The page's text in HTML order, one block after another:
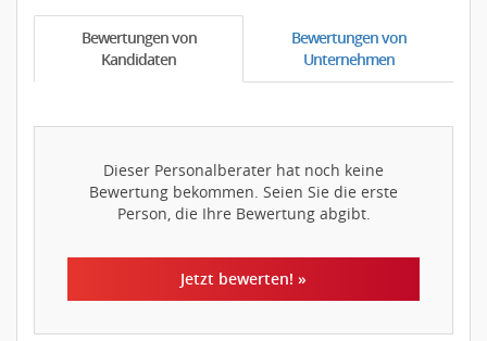
Bewertungen von
Kandidaten
Bewertungen von
Unternehmen
Dieser Personalberater hat noch keine
Bewertung bekommen. Seien Sie die erste
Person, die Ihre Bewertung abgibt.
Jetzt bewerten! »